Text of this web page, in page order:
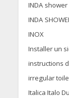
INDA
INDA
INOX
Installer un
instructions
irregular
Italica Italo